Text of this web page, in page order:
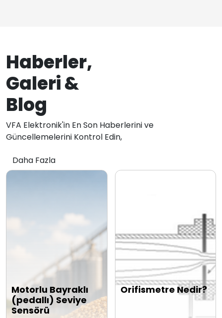
Haberler,
Galeri &
Blog
VFA Elektronik'in En Son Haberlerini ve
Güncellemelerini Kontrol Edin,
Daha Fazla
Motorlu Bayraklı
(pedallı) Seviye
Sensörü
Orifismetre Nedir?